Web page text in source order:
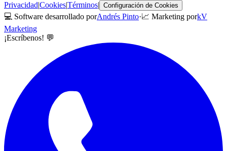
Privacidad|Cookies|Términos| Configuración de Cookies
💻 Software desarrollado porAndrés Pinto·📈 Marketing porkV
Marketing
¡Escríbenos! 💬